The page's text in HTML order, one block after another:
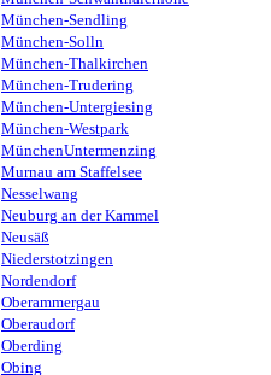
München-Sendling
München-Solln
München-Thalkirchen
München-Trudering
München-Untergiesing
München-Westpark
MünchenUntermenzing
Murnau am Staffelsee
Nesselwang
Neuburg an der Kammel
Neusäß
Niederstotzingen
Nordendorf
Oberammergau
Oberaudorf
Oberding
Obing